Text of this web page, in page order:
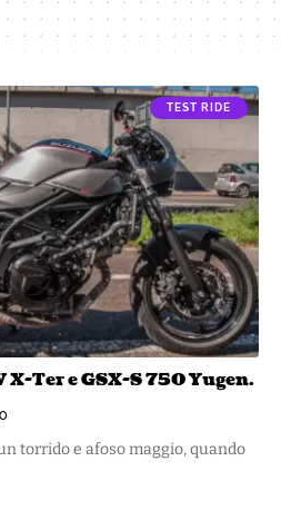
TEST RIDE
Ter e GSX-S 750 Yugen.
torrido e afoso maggio, quando